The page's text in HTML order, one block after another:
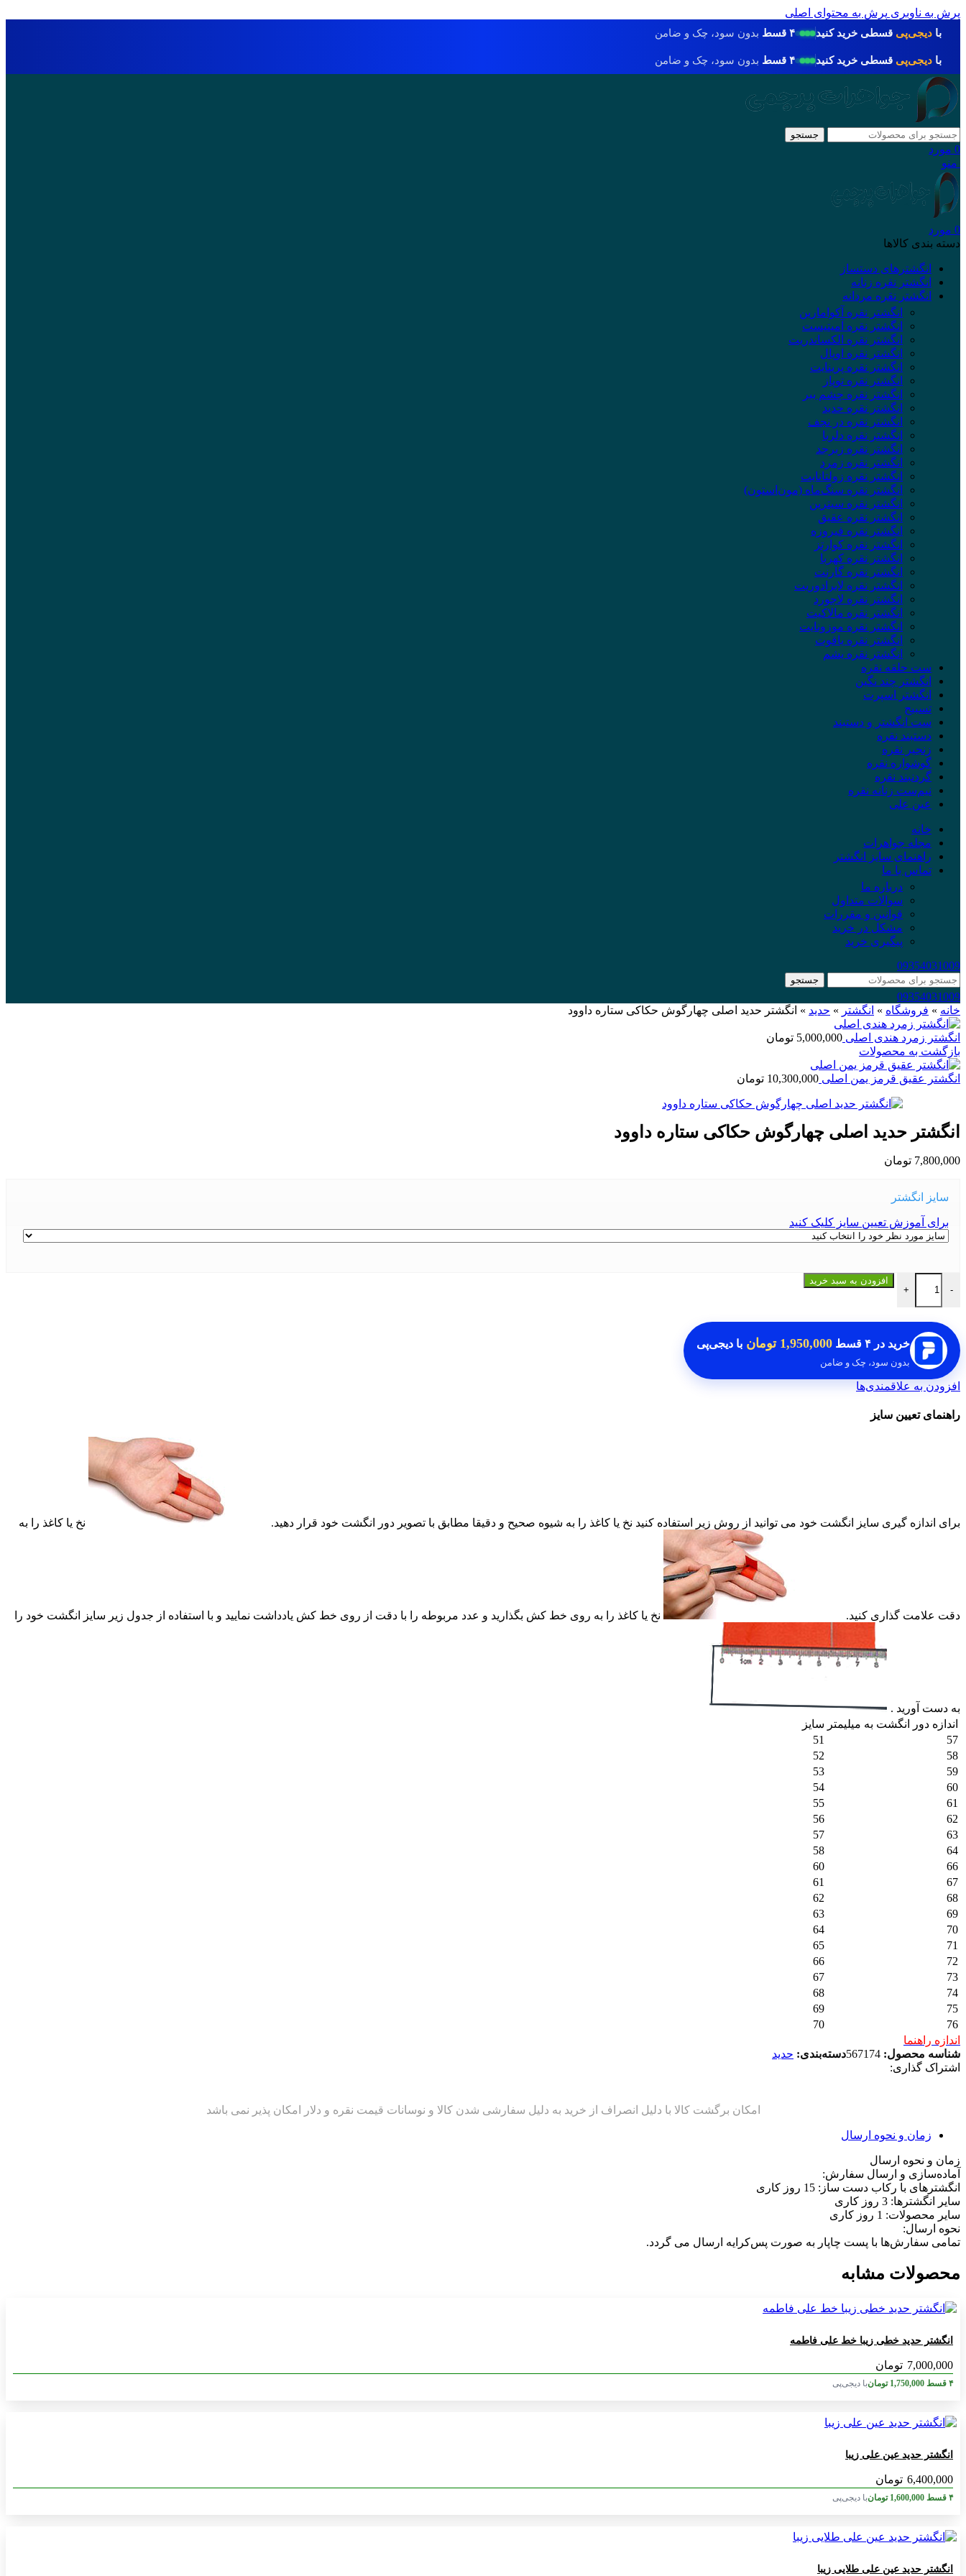
پرش به ناوبری پرش به محتوای اصلی
با دیجی‌پی قسطی خرید کنید ۴ قسط بدون سود، چک و ضامن
با دیجی‌پی قسطی خرید کنید ۴ قسط بدون سود، چک و ضامن
جستجو
0 مورد
منو
0 مورد
دسته بندی کالاها
انگشترهای دستساز
انگشتر نقره زنانه
انگشتر نقره مردانه
انگشتر نقره آکوامارین
انگشتر نقره آمیتیست
انگشتر نقره الکساندریت
انگشتر نقره اوپال
انگشتر نقره پرینایت
انگشتر نقره توپاز
انگشتر نقره چشم ببر
انگشتر نقره حدید
انگشتر نقره در نجف
انگشتر نقره دلربا
انگشتر نقره زبرجد
انگشتر نقره زمرد
انگشتر نقره زولتانایت
انگشتر نقره سنگ‌ماه (مون‌استون)
انگشتر نقره سیترین
انگشتر نقره عقیق
انگشتر نقره فیروزه
انگشتر نقره کوارتز
انگشتر نقره کهربا
انگشتر نقره گارنت
انگشتر نقره لابرادوریت
انگشتر نقره لاجورد
انگشتر نقره مالاکیت
انگشتر نقره موزونایت
انگشتر نقره یاقوت
انگشتر نقره یشم
ست حلقه نقره
انگشتر چند نگین
انگشتر اسپرت
تسبیح
ست انگشتر و دستبند
دستبند نقره
زنجیر نقره
گوشواره نقره
گردنبند نقره
نیم‌ست زنانه نقره
عین علی
خانه
مجله جواهرات
راهنمای سایز انگشتر
تماس با ما
درباره ما
سوالات متداول
قوانین و مقررات
مشکل در خرید
پیگیری خرید
09354031009
جستجو
09354031009
خانه » فروشگاه » انگشتر » حدید » انگشتر حدید اصلی چهارگوش حکاکی ستاره داوود
انگشتر زمرد هندی اصلی 5,000,000 تومان
بازگشت به محصولات
انگشتر عقیق قرمز یمن اصلی 10,300,000 تومان
انگشتر حدید اصلی چهارگوش حکاکی ستاره داوود
7,800,000 تومان
سایز انگشتر
برای آموزش تعیین سایز کلیک کنید
-
انگشتر حدید اصلی چهارگوش حکاکی ستاره داوود عدد
+
افزودن به سبد خرید
خرید در ۴ قسط 1,950,000 تومان با دیجی‌پی
بدون سود، چک و ضامن
افزودن به علاقمندی‌ها
راهنمای تعیین سایز
برای اندازه گیری سایز انگشت خود می توانید از روش زیر استفاده کنید نخ یا کاغذ را به شیوه صحیح و دقیقا مطابق با تصویر دور انگشت خود قرار دهید. نخ یا کاغذ را به
دقت علامت گذاری کنید. نخ یا کاغذ را به روی خط کش بگذارید و عدد مربوطه را با دقت از روی خط کش یادداشت نمایید و با استفاده از جدول زیر سایز انگشت خود را
به دست آورید .
اندازه دور انگشت به میلیمتر سایز
57
51
58
52
59
53
60
54
61
55
62
56
63
57
64
58
66
60
67
61
68
62
69
63
70
64
71
65
72
66
73
67
74
68
75
69
76
70
اندازه راهنما
شناسه محصول: 567174دسته‌بندی: حدید
اشتراک گذاری:
زمان و نحوه ارسال
زمان و نحوه ارسال
آماده‌سازی و ارسال سفارش:
انگشترهای با رکاب دست ساز: 15 روز کاری
سایر انگشترها: 3 روز کاری
سایر محصولات: 1 روز کاری
نحوه ارسال:
تمامی سفارش‌ها با پست چاپار به صورت پس‌کرایه ارسال می گردد.
محصولات مشابه
انگشتر حدید خطی زیبا خط علی فاطمه
7,000,000 تومان
۴ قسط 1,750,000 تومانبا دیجی‌پی
انگشتر حدید عین علی زیبا
6,400,000 تومان
۴ قسط 1,600,000 تومانبا دیجی‌پی
انگشتر حدید عین علی طلایی زیبا